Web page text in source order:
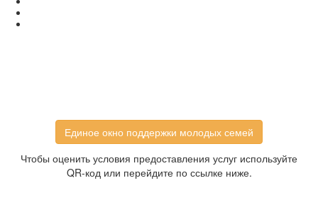
Единое окно поддержки молодых семей
Чтобы оценить условия предоставления услуг используйте
QR-код или перейдите по ссылке ниже.